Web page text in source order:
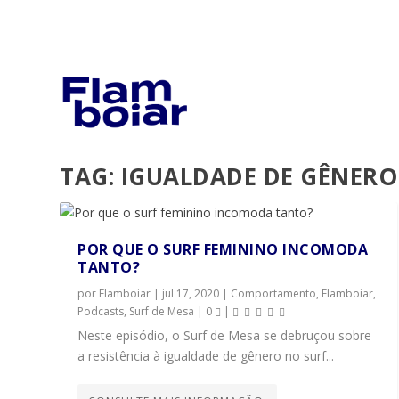
TAG: IGUALDADE DE GÊNERO
POR QUE O SURF FEMININO INCOMODA
TANTO?
por Flamboiar | jul 17, 2020 | Comportamento, Flamboiar,
Podcasts, Surf de Mesa | 0 |
Neste episódio, o Surf de Mesa se debruçou sobre
a resistência à igualdade de gênero no surf...